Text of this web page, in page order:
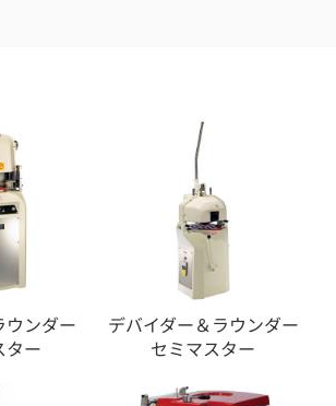
ウンダー
ター
デバイダー＆ラウンダー
セミマスター